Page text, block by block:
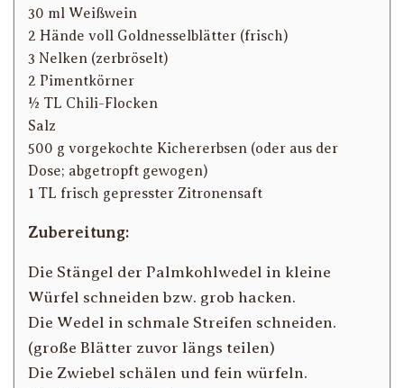
30 ml Weißwein
2 Hände voll Goldnesselblätter (frisch)
3 Nelken (zerbröselt)
2 Pimentkörner
½ TL Chili-Flocken
Salz
500 g vorgekochte Kichererbsen (oder aus der
Dose; abgetropft gewogen)
1 TL frisch gepresster Zitronensaft
Zubereitung:
Die Stängel der Palmkohlwedel in kleine
Würfel schneiden bzw. grob hacken.
Die Wedel in schmale Streifen schneiden.
(große Blätter zuvor längs teilen)
Die Zwiebel schälen und fein würfeln.